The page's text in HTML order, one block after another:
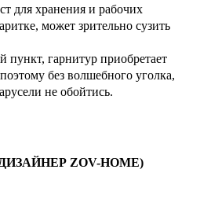
для хранения и рабочих
может зрительно сузить
гарнитур приобретает
без волшебного уголка,
не обойтись.
ZOV-HOME)